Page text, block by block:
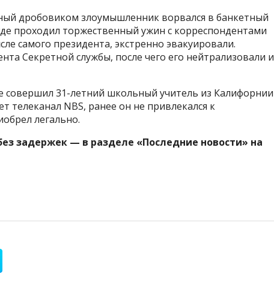
дробовиком злоумышленник ворвался в банкетный
проходил торжественный ужин с корреспондентами
самого президента, экстренно эвакуировали.
Секретной службы, после чего его нейтрализовали и
совершил 31-летний школьный учитель из Калифорнии
телеканал NBS, ранее он не привлекался к
легально.
задержек — в разделе «Последние новости» на